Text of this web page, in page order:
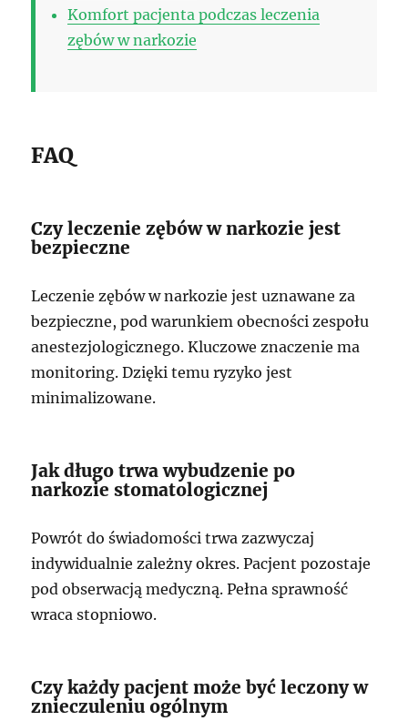
Komfort pacjenta podczas leczenia
zębów w narkozie
FAQ
Czy leczenie zębów w narkozie jest
bezpieczne
Leczenie zębów w narkozie jest uznawane za
bezpieczne, pod warunkiem obecności zespołu
anestezjologicznego. Kluczowe znaczenie ma
monitoring. Dzięki temu ryzyko jest
minimalizowane.
Jak długo trwa wybudzenie po
narkozie stomatologicznej
Powrót do świadomości trwa zazwyczaj
indywidualnie zależny okres. Pacjent pozostaje
pod obserwacją medyczną. Pełna sprawność
wraca stopniowo.
Czy każdy pacjent może być leczony w
znieczuleniu ogólnym